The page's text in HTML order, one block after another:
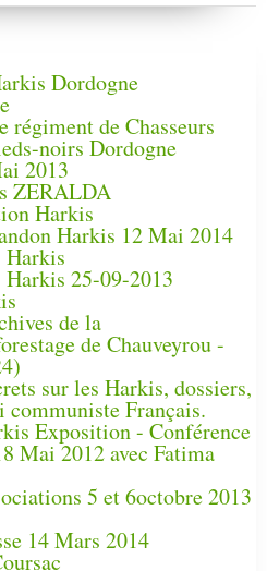
Dordogne
de Chasseurs
noirs Dordogne
2013
ZERALDA
Harkis
Harkis 12 Mai 2014
Harkis
25-09-2013
de la
de Chauveyrou -
sur les Harkis, dossiers,
Français.
Exposition - Conférence
Mai 2012 avec Fatima
5 et 6octobre 2013
14 Mars 2014